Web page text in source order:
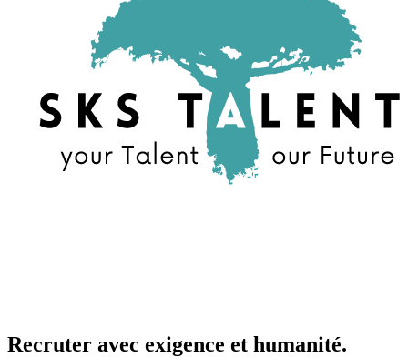
Recruter avec exigence et humanité.